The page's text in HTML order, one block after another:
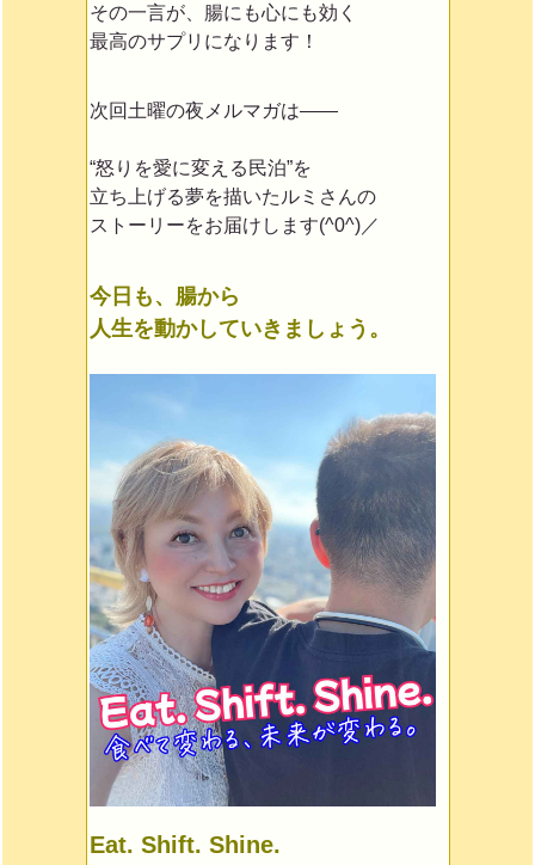
その一言が、腸にも心にも効く
最高のサプリになります！
次回土曜の夜メルマガは——
“怒りを愛に変える民泊”を
立ち上げる夢を描いた ルミさんの
ストーリーをお届けします(^0^)／
今日も、腸から
人生を動かしていきましょう。
Eat. Shift. Shine.